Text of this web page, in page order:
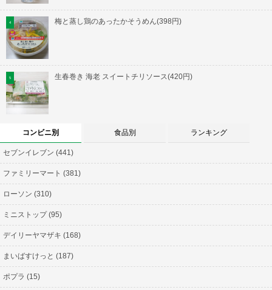
梅と蒸し鶏のあったかそうめん(398円)
生春巻き 海老 スイートチリソース(420円)
コンビニ別 食品別 ランキング
セブンイレブン (441)
ファミリーマート (381)
ローソン (310)
ミニストップ (95)
デイリーヤマザキ (168)
まいばすけっと (187)
ポプラ (15)